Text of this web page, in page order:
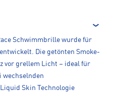
Schwimmbrille wurde für
Die getönten Smoke-
vor grellem Licht – ideal für
wechselnden
Skin Technologie